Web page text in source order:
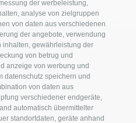
der werbeleistung,
analyse von zielgruppen
von daten aus verschiedenen
der angebote, verwendung
inhalten, gewährleistung der
von betrug und
anzeige von werbung und
datenschutz speichern und
von daten aus
verschiedener endgeräte,
automatisch übermittelter
standortdaten, geräte anhand
©OpenStreetMapcontributors
GmbH/srl
17I-39100 Bozen